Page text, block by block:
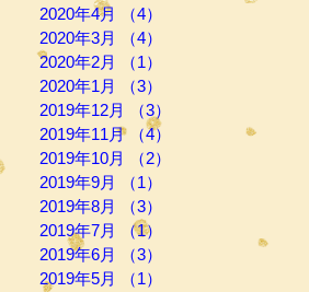
2020年4月
（4）
2020年3月
（4）
2020年2月
（1）
2020年1月
（3）
2019年12月
（3）
2019年11月
（4）
2019年10月
（2）
2019年9月
（1）
2019年8月
（3）
2019年7月
（1）
2019年6月
（3）
2019年5月
（1）